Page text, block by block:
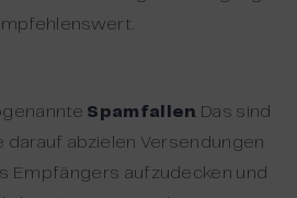
Spamfallen. Das sind
darauf abzielen Versendungen
Empfängers aufzudecken und